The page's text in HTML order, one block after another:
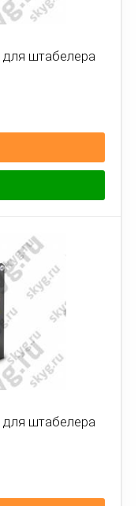
для штабелера
для штабелера